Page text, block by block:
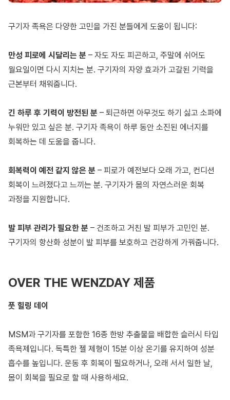
구기자 족욕은 다양한 고민을 가진 분들에게 도움이 됩니다:
만성 피로에 시달리는 분 – 자도 자도 피곤하고, 주말에 쉬어도
월요일이면 다시 지치는 분. 구기자의 자양 효과가 고갈된 기력을
근본부터 채워줍니다.
긴 하루 후 기력이 방전된 분 – 퇴근하면 아무것도 하기 싫고 소파에
누워만 있고 싶은 분. 구기자 족욕이 하루 동안 소진된 에너지를
회복하는 데 도움을 줍니다.
회복력이 예전 같지 않은 분 – 피로가 예전보다 오래 가고, 컨디션
회복이 느려졌다고 느끼는 분. 구기자가 몸의 자연스러운 회복
과정을 지원합니다.
발 피부 관리가 필요한 분 – 건조하고 거친 발 피부가 고민인 분.
구기자의 항산화 성분이 발 피부를 보호하고 건강하게 가꿔줍니다.
OVER THE WENZDAY 제품
풋 힐링 데이
MSM과 구기자를 포함한 16종 한방 추출물을 배합한 슬러시 타입
족욕제입니다. 독특한 젤 제형이 15분 이상 온기를 유지하여 성분
흡수를 높입니다. 운동 후 회복이 필요하거나, 오래 서서 일한 날,
몸이 회복을 필요로 할 때 사용하세요.